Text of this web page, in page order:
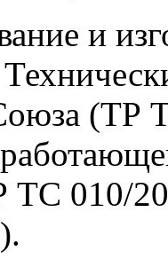
и
(ТР
ТС 010/